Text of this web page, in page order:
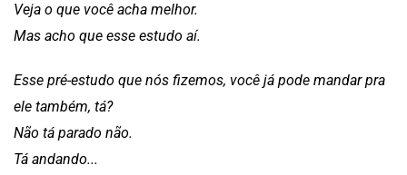
Veja o que você acha melhor.
Mas acho que esse estudo aí.
Esse pré-estudo que nós fizemos, você já pode mandar pra
ele também, tá?
Não tá parado não.
Tá andando...